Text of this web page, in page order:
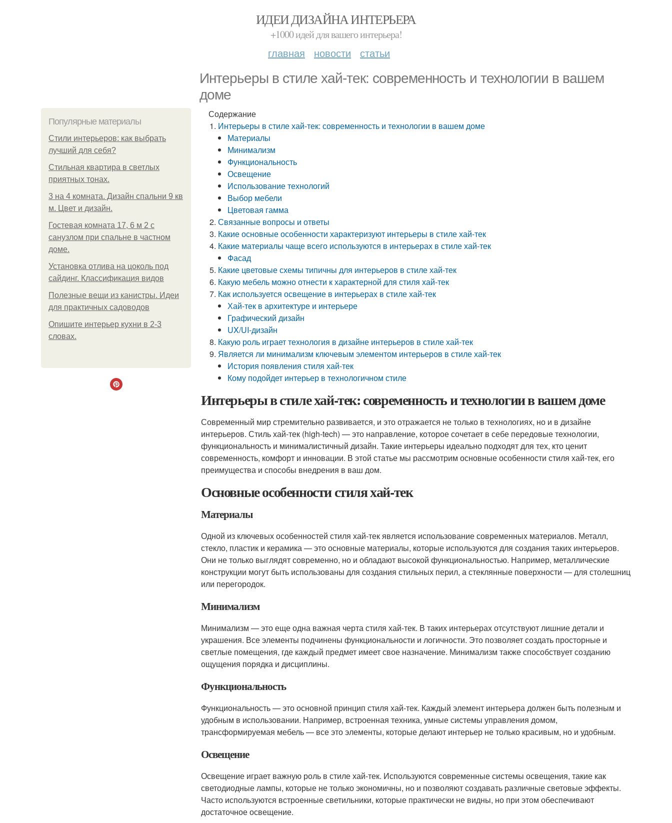
ИДЕИ ДИЗАЙНА ИНТЕРЬЕРА
+1000 идей для вашего интерьера!
главная новости статьи
Интерьеры в стиле хай-тек: современность и технологии в вашем
доме
Популярные материалы
Стили интерьеров: как выбрать
лучший для себя?
Стильная квартира в светлых
приятных тонах.
3 на 4 комната. Дизайн спальни 9 кв
м. Цвет и дизайн.
Гостевая комната 17, 6 м 2 с
санузлом при спальне в частном
доме.
Установка отлива на цоколь под
сайдинг. Классификация видов
Полезные вещи из канистры. Идеи
для практичных садоводов
Опишите интерьер кухни в 2-3
словах.
Содержание
Интерьеры в стиле хай-тек: современность и технологии в вашем доме
Материалы
Минимализм
Функциональность
Освещение
Использование технологий
Выбор мебели
Цветовая гамма
Связанные вопросы и ответы
Какие основные особенности характеризуют интерьеры в стиле хай-тек
Какие материалы чаще всего используются в интерьерах в стиле хай-тек
Фасад
Какие цветовые схемы типичны для интерьеров в стиле хай-тек
Какую мебель можно отнести к характерной для стиля хай-тек
Как используется освещение в интерьерах в стиле хай-тек
Хай-тек в архитектуре и интерьере
Графический дизайн
UX/UI-дизайн
Какую роль играет технология в дизайне интерьеров в стиле хай-тек
Является ли минимализм ключевым элементом интерьеров в стиле хай-тек
История появления стиля хай-тек
Кому подойдет интерьер в технологичном стиле
Интерьеры в стиле хай-тек: современность и технологии в вашем доме
Современный мир стремительно развивается, и это отражается не только в технологиях, но и в дизайне
интерьеров. Стиль хай-тек (high-tech) — это направление, которое сочетает в себе передовые технологии,
функциональность и минималистичный дизайн. Такие интерьеры идеально подходят для тех, кто ценит
современность, комфорт и инновации. В этой статье мы рассмотрим основные особенности стиля хай-тек, его
преимущества и способы внедрения в ваш дом.
Основные особенности стиля хай-тек
Материалы
Одной из ключевых особенностей стиля хай-тек является использование современных материалов. Металл,
стекло, пластик и керамика — это основные материалы, которые используются для создания таких интерьеров.
Они не только выглядят современно, но и обладают высокой функциональностью. Например, металлические
конструкции могут быть использованы для создания стильных перил, а стеклянные поверхности — для столешниц
или перегородок.
Минимализм
Минимализм — это еще одна важная черта стиля хай-тек. В таких интерьерах отсутствуют лишние детали и
украшения. Все элементы подчинены функциональности и логичности. Это позволяет создать просторные и
светлые помещения, где каждый предмет имеет свое назначение. Минимализм также способствует созданию
ощущения порядка и дисциплины.
Функциональность
Функциональность — это основной принцип стиля хай-тек. Каждый элемент интерьера должен быть полезным и
удобным в использовании. Например, встроенная техника, умные системы управления домом,
трансформируемая мебель — все это элементы, которые делают интерьер не только красивым, но и удобным.
Освещение
Освещение играет важную роль в стиле хай-тек. Используются современные системы освещения, такие как
светодиодные лампы, которые не только экономичны, но и позволяют создавать различные световые эффекты.
Часто используются встроенные светильники, которые практически не видны, но при этом обеспечивают
достаточное освещение.